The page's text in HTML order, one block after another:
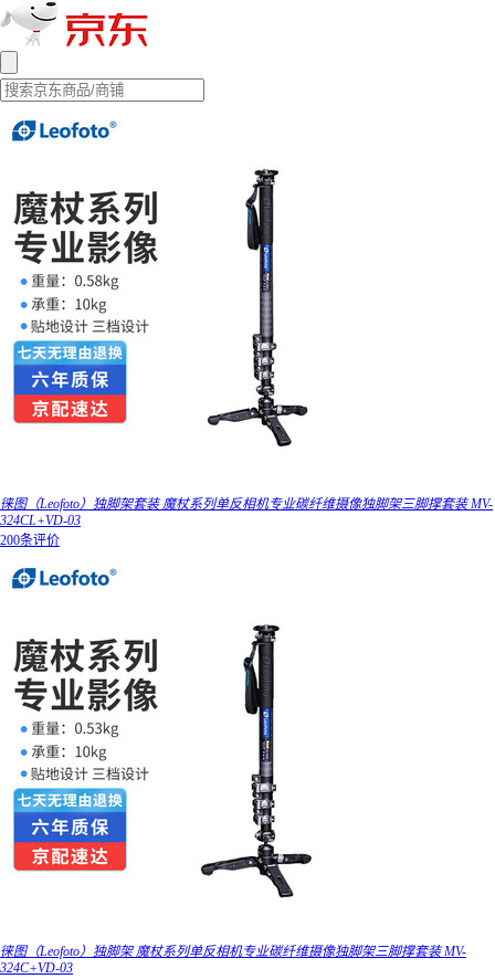
徕图（Leofoto）独脚架套装 魔杖系列单反相机专业碳纤维摄像独脚架三脚撑套装 MV-
324CL+VD-03
200条评价
徕图（Leofoto）独脚架 魔杖系列单反相机专业碳纤维摄像独脚架三脚撑套装 MV-
324C+VD-03